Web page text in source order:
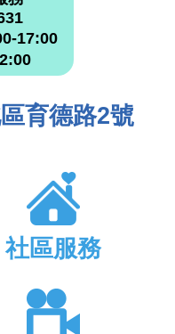
17:00
育德路2號
社區服務